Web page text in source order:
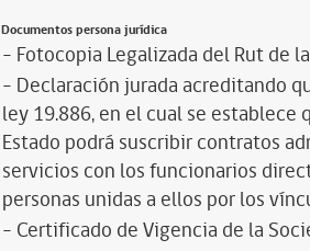
Documentos persona jurídica
- Fotocopia Legalizada del Rut de
- Declaración jurada acreditando
ley 19.886, en el cual se
Estado podrá suscribir contratos
servicios con los funcionarios
personas unidas a ellos por los
- Certificado de Vigencia de la